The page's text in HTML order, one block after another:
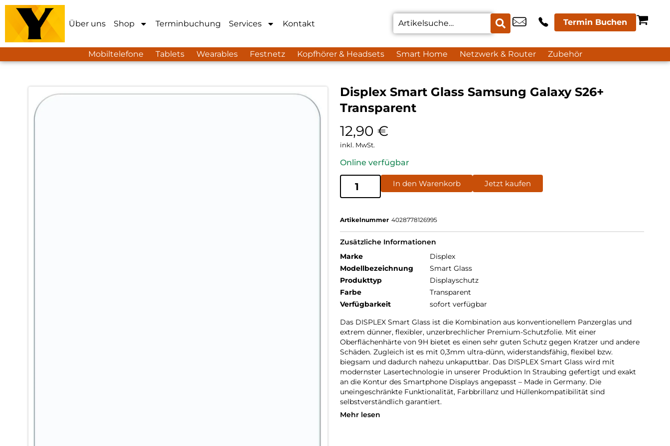
Über uns Shop Terminbuchung Services Kontakt Termin Buchen
Mobiltelefone Tablets Wearables Festnetz Kopfhörer & Headsets Smart Home Netzwerk & Router Zubehör
Displex Smart Glass Samsung Galaxy S26+
Transparent
12,90 €
inkl. MwSt.
Online verfügbar
In den Warenkorb Jetzt kaufen
Artikelnummer 4028778126995
Zusätzliche Informationen
Marke
Displex
Modellbezeichnung
Smart Glass
Produkttyp
Displayschutz
Farbe
Transparent
Verfügbarkeit
sofort verfügbar
Das DISPLEX Smart Glass ist die Kombination aus konventionellem Panzerglas und
extrem dünner, flexibler, unzerbrechlicher Premium-Schutzfolie. Mit einer
Oberflächenhärte von 9H bietet es einen sehr guten Schutz gegen Kratzer und andere
Schäden. Zugleich ist es mit 0,3mm ultra-dünn, widerstandsfähig, flexibel bzw.
biegsam und dadurch nahezu unkaputtbar. Das DISPLEX Smart Glass wird mit
modernster Lasertechnologie in unserer Produktion In Straubing gefertigt und exakt
an die Kontur des Smartphone Displays angepasst – Made in Germany. Die
uneingeschränkte Funktionalität, Farbbrillanz und Hüllenkompatibilität sind
selbstverständlich garantiert.
Hüllenfreundlich:
Mehr lesen